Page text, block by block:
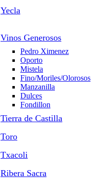
Yecla
Vinos Generosos
Pedro Ximenez
Oporto
Mistela
Fino/Moriles/Olorosos
Manzanilla
Dulces
Fondillon
Tierra de Castilla
Toro
Txacoli
Ribera Sacra